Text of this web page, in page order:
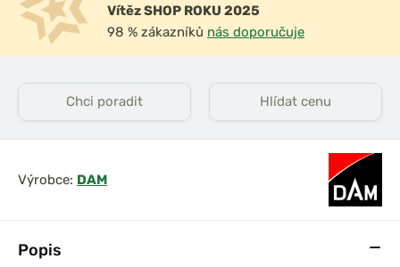
Popis
Vítěz SHOP ROKU 2025
98 % zákazníků nás doporučuje
Chci poradit Hlídat cenu
Výrobce: DAM